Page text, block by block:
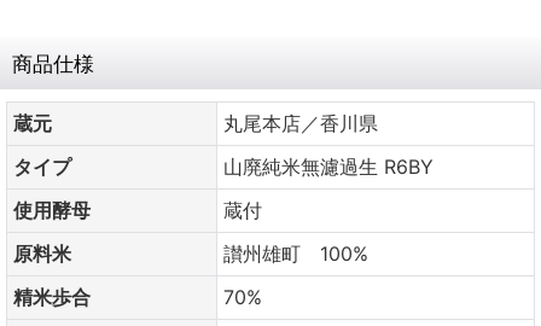
商品仕様
蔵元
丸尾本店／香川県
タイプ
山廃純米無濾過生 R6BY
使用酵母
蔵付
原料米
讃州雄町 100%
精米歩合
70%